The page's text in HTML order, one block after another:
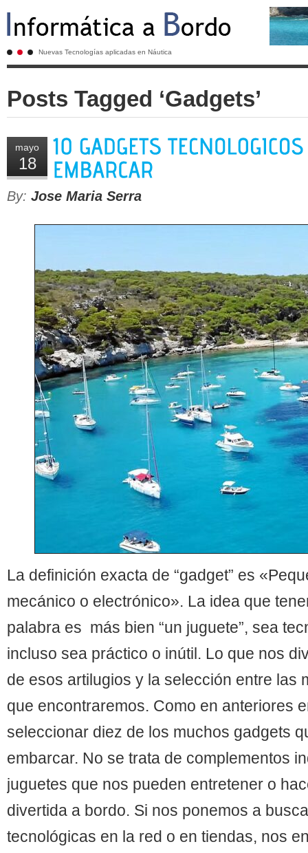
Nuevas Tecnologías aplicadas en Náutica
Posts Tagged ‘Gadgets’
mayo
18
By: Jose Maria Serra
La definición exacta de “gadget” es
mecánico o electrónico». La idea que
palabra es más bien “un juguete”, sea
incluso sea práctico o inútil. Lo que nos
de esos artilugios y la selección entre las
que encontraremos. Como en anteriores
seleccionar diez de los muchos gadgets
embarcar. No se trata de complementos
juguetes que nos pueden entretener o
divertida a bordo. Si nos ponemos a
tecnológicas en la red o en tiendas, nos